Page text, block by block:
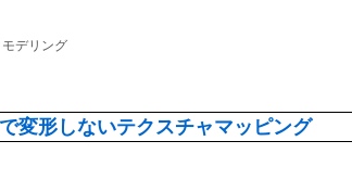
デリング
変形しないテクスチャマッピング